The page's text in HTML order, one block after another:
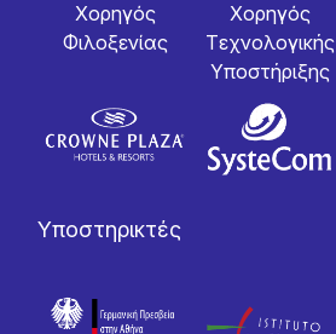
Χορηγός
Φιλοξενίας
Χορηγός
Tεχνολογικής
Yποστήριξης
Υποστηρικτές